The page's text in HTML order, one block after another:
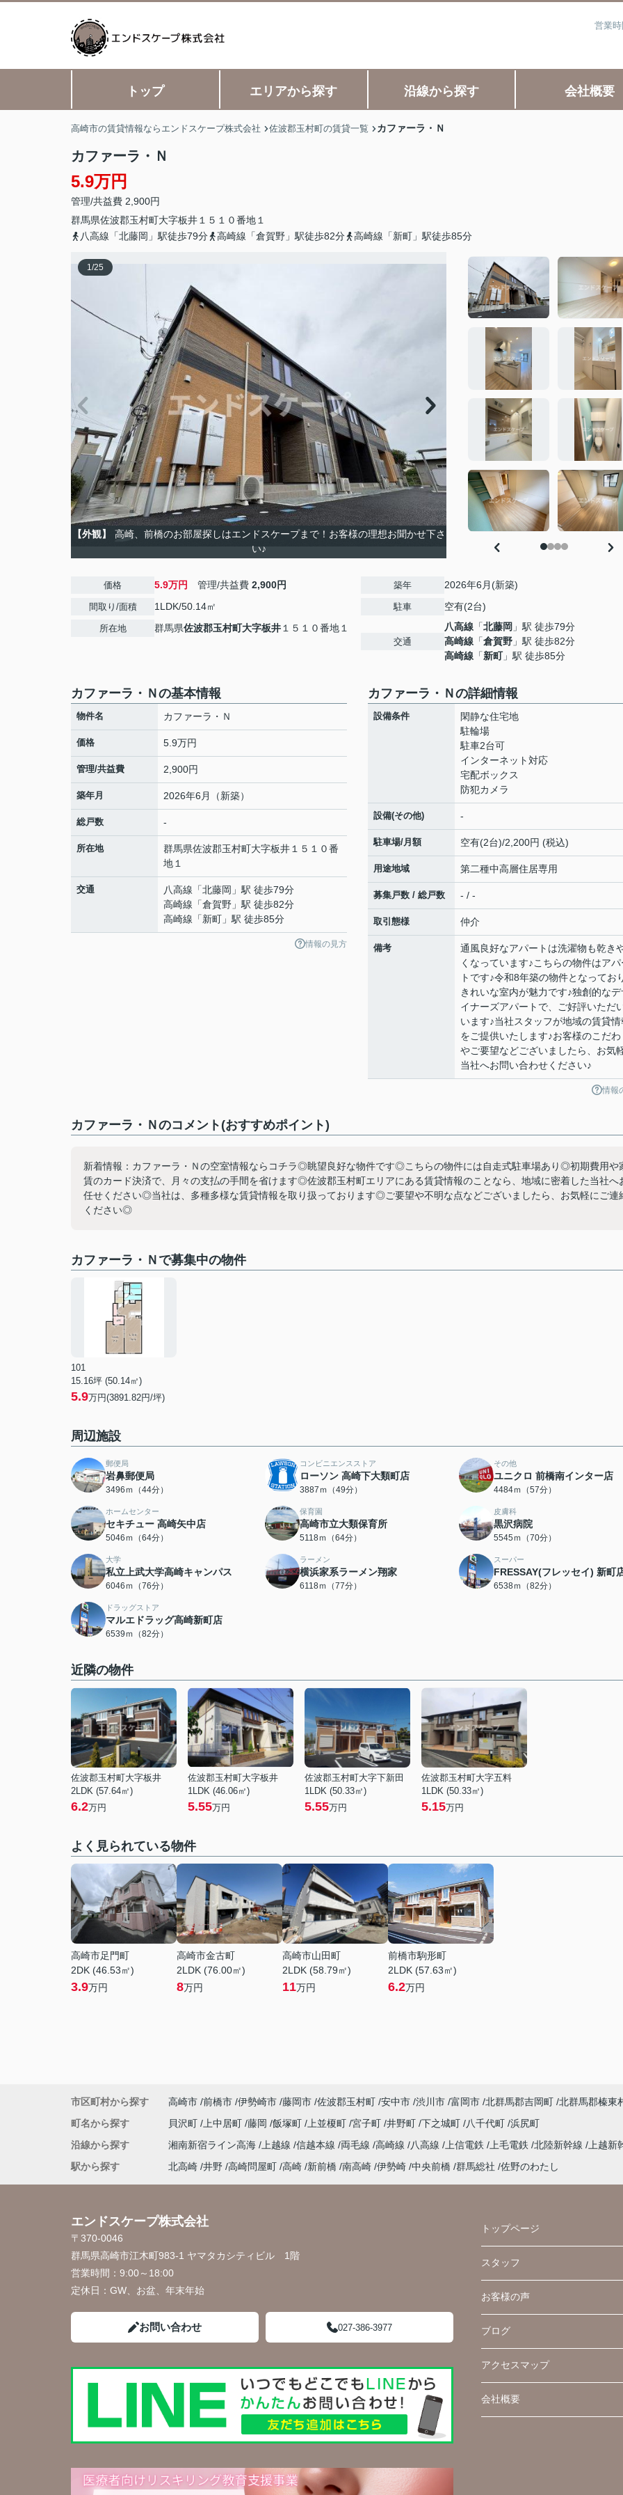
営業
トップ エリアから探す 沿線から探す 会社概要
高崎市の賃貸情報ならエンドスケープ株式会社 佐波郡玉村町の賃貸一覧 カファーラ・Ｎ
カファーラ・Ｎ
5.9万円
管理/共益費 2,900円
群馬県佐波郡玉村町大字板井 １５１０番地１
八高線「北藤岡」駅徒歩79分
高崎線「倉賀野」駅徒歩82分 高崎線「新町」駅徒歩85分
1/25
【外観】
高崎、前橋のお部屋探しはエンドスケープまで！お客様の理想お聞かせ下さ
い♪
価格 5.9万円 管理/共益費 2,900円
間取り/面積 1LDK/50.14㎡
所在地 群馬県佐波郡玉村町大字板井 １５１０番地１
築年 2026年6月(新築)
駐車 空有(2台)
交通
八高線 「北藤岡 」駅 徒歩79分
高崎線 「倉賀野 」駅 徒歩82分
高崎線 「新町」駅 徒歩85分
カファーラ・Ｎの基本情報
物件名 カファーラ・Ｎ
価格 5.9万円
管理/共益費 2,900円
築年月 2026年6月（新築）
総戸数 -
所在地 群馬県佐波郡玉村町大字板井 １５１０番
地１
交通 八高線 「北藤岡 」駅 徒歩79分
高崎線 「倉賀野 」駅 徒歩82分
高崎線 「新町 」駅 徒歩85分
情報の見方
カファーラ・Ｎの詳細情報
設備条件
閑静な住宅地
駐輪場
駐車2台可
インターネット対応
宅配ボックス
防犯カメラ
設備(その他) -
駐車場/月額 空有(2台)/2,200円 (税込)
用途地域 第二種中高層住居専用
募集戸数 / 総戸数 - / -
取引態様 仲介
備考
通風良好なアパートは洗濯物も乾き
くなっています♪こちらの物件はアパ
トです♪令和8年築の物件となってお
きれいな室内が魅力です♪独創的なデ
イナーズアパートで、ご好評いただ
います♪当社スタッフが地域の賃貸情
をご提供いたします♪お客様のこだわ
やご要望などございましたら、お気
当社へお問い合わせください♪
情報
カファーラ・Ｎのコメント(おすすめポイント)
新着情報：カファーラ・Ｎの空室情報ならコチラ◎眺望良好な物件です◎こちらの物件には自走式駐車場あり◎初期費用や
賃のカード決済で、月々の支払の手間を省けます◎佐波郡玉村町エリアにある賃貸情報のことなら、地域に密着した当社へ
任せください◎当社は、多種多様な賃貸情報を取り扱っております◎ご要望や不明な点などございましたら、お気軽にご連
ください◎
カファーラ・Ｎで募集中の物件
101
15.16坪 (50.14㎡)
5.9万円(3891.82円/坪)
周辺施設
郵便局
岩鼻郵便局
3496ｍ（44分）
コンビニエンスストア
ローソン 高崎下大類町店
3887ｍ（49分）
その他
ユニクロ 前橋南インター店
4484ｍ（57分）
ホームセンター
セキチュー 高崎矢中店
5046ｍ（64分）
保育園
高崎市立大類保育所
5118ｍ（64分）
皮膚科
黒沢病院
5545ｍ（70分）
大学
私立上武大学高崎キャンパス
6046ｍ（76分）
ラーメン
横浜家系ラーメン翔家
6118ｍ（77分）
スーパー
FRESSAY(フレッセイ) 新町
6538ｍ（82分）
ドラッグストア
マルエドラッグ高崎新町店
6539ｍ（82分）
近隣の物件
佐波郡玉村町大字板井
2LDK (57.64㎡)
6.2万円
佐波郡玉村町大字板井
1LDK (46.06㎡)
5.55万円
佐波郡玉村町大字下新田
1LDK (50.33㎡)
5.55万円
佐波郡玉村町大字五料
1LDK (50.33㎡)
5.15万円
よく見られている物件
高崎市足門町
2DK (46.53㎡)
3.9万円
高崎市金古町
2LDK (76.00㎡)
8万円
高崎市山田町
2LDK (58.79㎡)
11万円
前橋市駒形町
2LDK (57.63㎡)
6.2万円
市区町村から探す 高崎市 前橋市 伊勢崎市 藤岡市 佐波郡玉村町 安中市 渋川市 富岡市 北群馬郡吉岡町 北群馬郡榛東
町名から探す
貝沢町 上中居町 藤岡 飯塚町 上並榎町 宮子町 井野町 下之城町 八千代町 浜尻町
沿線から探す
湘南新宿ライン高海 上越線 信越本線 両毛線 高崎線 八高線 上信電鉄 上毛電鉄 北陸新幹線
上越新
駅から探す
北高崎 井野 高崎問屋町 高崎 新前橋 南高崎 伊勢崎 中央前橋 群馬総社 佐野のわたし
エンドスケープ株式会社
〒370-0046
群馬県高崎市江木町983-1 ヤマタカシティビル 1階
営業時間： 9:00～18:00
定休日： GW、お盆、年末年始
お問い合わせ 027-386-3977
トップページ
スタッフ
お客様の声
ブログ
アクセスマップ
会社概要